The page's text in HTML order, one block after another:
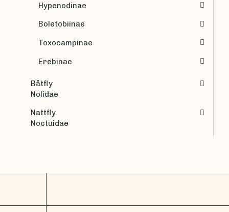
Hypenodinae
Boletobiinae
Toxocampinae
Erebinae
Båtfly
Nolidae
Nattfly
Noctuidae